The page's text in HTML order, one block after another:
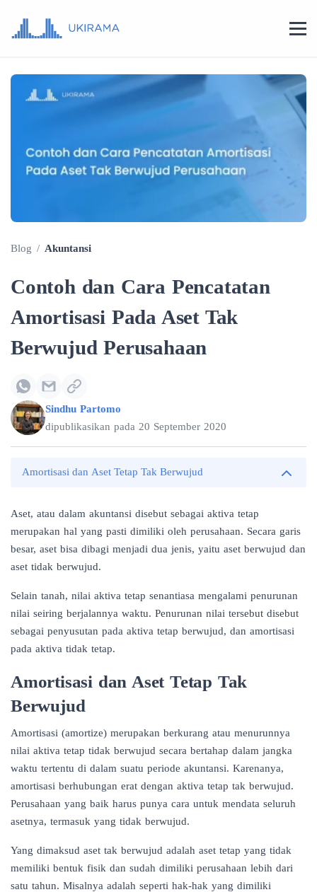
Blog / Akuntansi
Contoh dan Cara Pencatatan
Amortisasi Pada Aset Tak
Berwujud Perusahaan
Sindhu Partomo
dipublikasikan pada 20 September 2020
Amortisasi dan Aset Tetap Tak Berwujud
Aset, atau dalam akuntansi disebut sebagai aktiva tetap
merupakan hal yang pasti dimiliki oleh perusahaan. Secara garis
besar, aset bisa dibagi menjadi dua jenis, yaitu aset berwujud dan
aset tidak berwujud.
Selain tanah, nilai aktiva tetap senantiasa mengalami penurunan
nilai seiring berjalannya waktu. Penurunan nilai tersebut disebut
sebagai penyusutan pada aktiva tetap berwujud, dan amortisasi
pada aktiva tidak tetap.
Amortisasi dan Aset Tetap Tak
Berwujud
Amortisasi (amortize) merupakan berkurang atau menurunnya
nilai aktiva tetap tidak berwujud secara bertahap dalam jangka
waktu tertentu di dalam suatu periode akuntansi. Karenanya,
amortisasi berhubungan erat dengan aktiva tetap tak berwujud.
Perusahaan yang baik harus punya cara untuk mendata seluruh
asetnya, termasuk yang tidak berwujud.
Yang dimaksud aset tak berwujud adalah aset tetap yang tidak
memiliki bentuk fisik dan sudah dimiliki perusahaan lebih dari
satu tahun. Misalnya adalah seperti hak-hak yang dimiliki